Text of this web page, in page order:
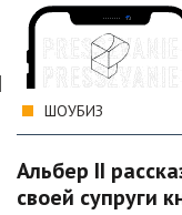
ШОУБИЗ
Альбер II
своей супруги